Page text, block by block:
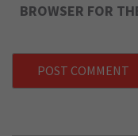
BROWSER FOR